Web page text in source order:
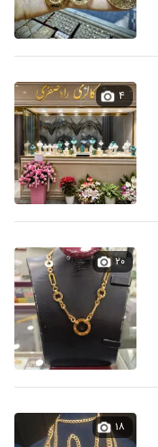
۴
۲۰
۱۸